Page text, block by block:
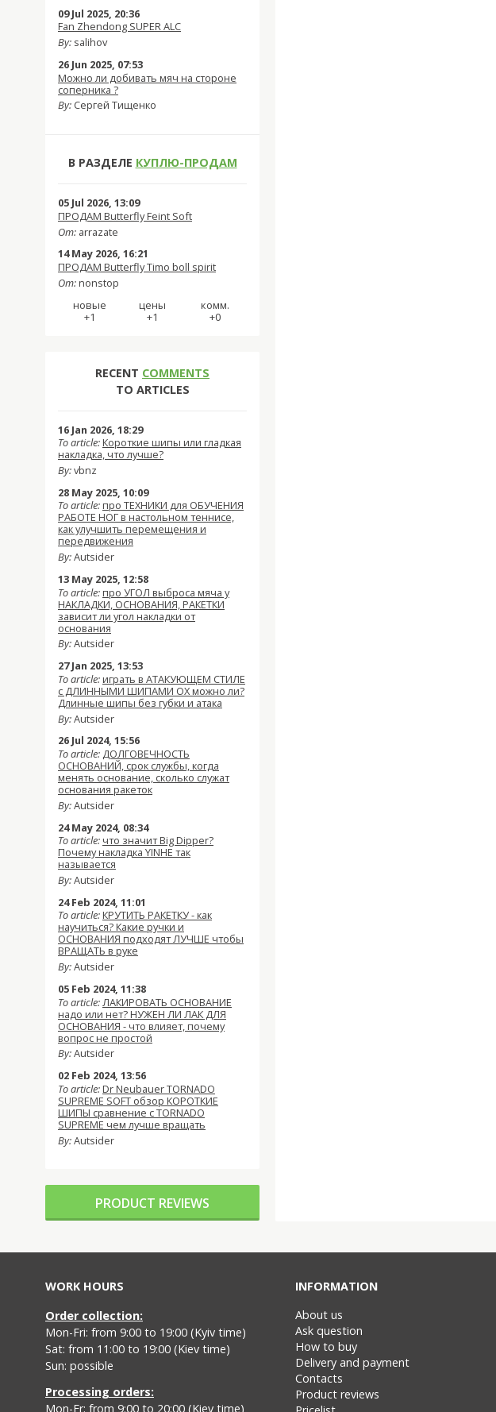
09 Jul 2025, 20:36
Fan Zhendong SUPER ALC
By: salihov
26 Jun 2025, 07:53
Можно ли добивать мяч на стороне
соперника ?
By: Сергей Тищенко
В РАЗДЕЛЕ КУПЛЮ-ПРОДАМ
05 Jul 2026, 13:09
ПРОДАМ Butterfly Feint Soft
От: arrazate
14 May 2026, 16:21
ПРОДАМ Butterfly Timo boll spirit
От:nonstop
новые
+1
цены
+1
комм.
+0
RECENT COMMENTS
TO ARTICLES
16 Jan 2026, 18:29
To article:Короткие шипы или гладкая
накладка, что лучше?
By:vbnz
28 May 2025, 10:09
To article:про ТЕХНИКИ для ОБУЧЕНИЯ
РАБОТЕ НОГ в настольном теннисе,
как улучшить перемещения и
передвижения
By:Autsider
13 May 2025, 12:58
To article:про УГОЛ выброса мяча у
НАКЛАДКИ, ОСНОВАНИЯ, РАКЕТКИ
зависит ли угол накладки от
основания
By:Autsider
27 Jan 2025, 13:53
To article:играть в АТАКУЮЩЕМ СТИЛЕ
с ДЛИННЫМИ ШИПАМИ OX можно ли?
Длинные шипы без губки и атака
By:Autsider
26 Jul 2024, 15:56
To article: ДОЛГОВЕЧНОСТЬ
ОСНОВАНИЙ, срок службы, когда
менять основание, сколько служат
основания ракеток
By:Autsider
24 May 2024, 08:34
To article:что значит Big Dipper?
Почему накладка YINHE так
называется
By:Autsider
24 Feb 2024, 11:01
To article:КРУТИТЬ РАКЕТКУ - как
научиться? Какие ручки и
ОСНОВАНИЯ подходят ЛУЧШЕ чтобы
ВРАЩАТЬ в руке
By:Autsider
05 Feb 2024, 11:38
To article: ЛАКИРОВАТЬ ОСНОВАНИЕ
надо или нет? НУЖЕН ЛИ ЛАК ДЛЯ
ОСНОВАНИЯ - что влияет, почему
вопрос не простой
By:Autsider
02 Feb 2024, 13:56
To article:Dr Neubauer TORNADO
SUPREME SOFT обзор КОРОТКИЕ
ШИПЫ сравнение с TORNADO
SUPREME чем лучше вращать
By:Autsider
PRODUCT REVIEWS
WORK HOURS
Order collection:
Mon-Fri: from 9:00 to 19:00 (Kyiv time)
Sat: from 11:00 to 19:00 (Kiev time)
Sun: possible
Processing orders:
Mon-Fr: from 9:00 to 20:00 (Kiev time)
INFORMATION
About us
Ask question
How to buy
Delivery and payment
Contacts
Product reviews